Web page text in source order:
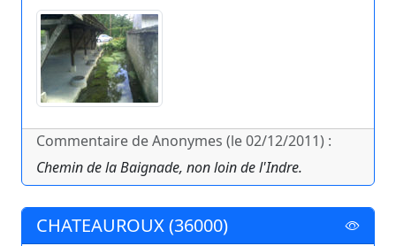
Commentaire de Anonymes (le 02/12/2011) :
Chemin de la Baignade, non loin de l'Indre.
CHATEAUROUX (36000)